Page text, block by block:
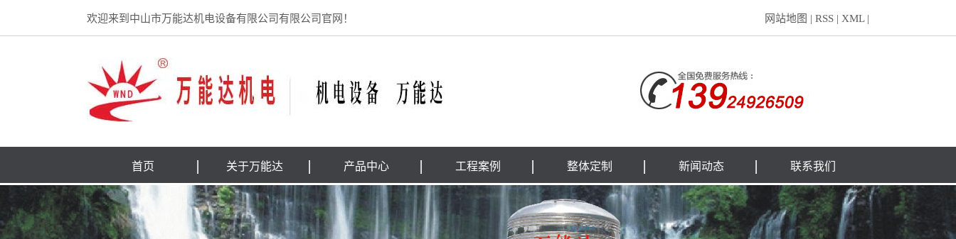
欢迎来到中山市万能达机电设备有限公司有限公司官网！ 网站地图 | RSS | XML|
首页 关于万能达
公司简介
企业文化
产品中心
佛山消防排烟管道
佛山卧式水箱
工程案例
case
整体定制 新闻动态
公司新闻
行业新闻
联系我们